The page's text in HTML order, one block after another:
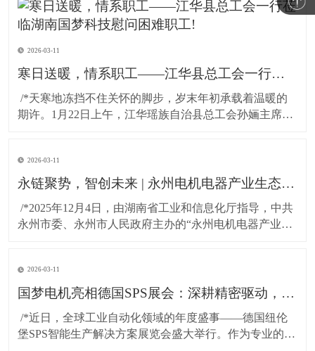
2026-03-11
寒日送暖，情系职工——江华县总工会一行莅临湖南国梦科技慰问困难职工!
期许。1月22日上午，江华瑶族自治县总工会孙婳主席、
挂，专程到访湖南国梦科技开展慰问活动，为百余名坚
守岗位的困难职工送上精心准备的粮油物资，以
2026-03-11
永链聚势，智创未来 | 永州电机电器产业生态对接会在湖南国梦园区隆重召开！
永州市委、永州市人民政府主办的“永州电机电器产业生
图”为主题，汇聚了政府领导、行业专家与产业链伙伴，
共商发展大计，共谋协同未来。*
2026-03-11
国梦电机亮相德国SPS展会：深耕精密驱动，连接全球智造！
堡SPS智能生产解决方案展览会盛大举行。作为专业的无